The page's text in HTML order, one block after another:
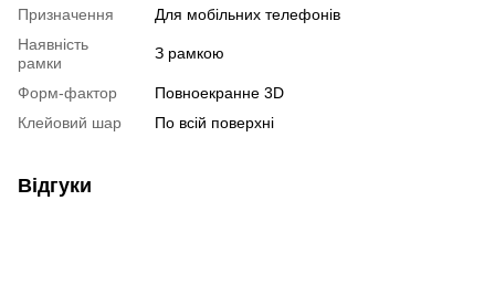
Призначення
Для мобільних телефонів
Наявність
рамки
З рамкою
Форм-фактор
Повноекранне 3D
Клейовий шар
По всій поверхні
Відгуки